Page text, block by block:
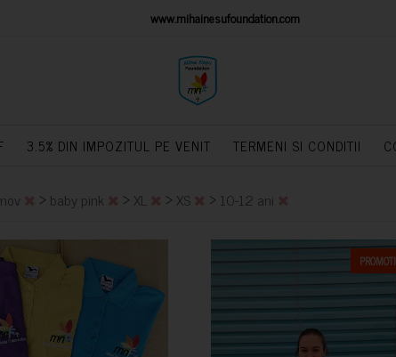
PLATFORM www.mihainesufoundation.com
3.5% DIN IMPOZITUL PE VENIT TERMENI SI CONDITII
> baby pink > XL > XS > 10-12 ani